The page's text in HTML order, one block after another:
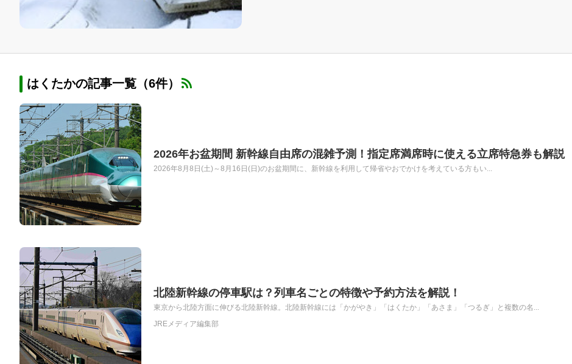
はくたかの記事一覧（6件）
2026年お盆期間 新幹線自由席の混雑予測！指定席満席時に使える立席特急券も解説
2026年8月8日(土)～8月16日(日)のお盆期間に、新幹線を利用して帰省やおでかけを考えている方もい...
北陸新幹線の停車駅は？列車名ごとの特徴や予約方法を解説！
東京から北陸方面に伸びる北陸新幹線。北陸新幹線には「かがやき」「はくたか」「あさま」「つるぎ」と複数の名...
JREメディア編集部